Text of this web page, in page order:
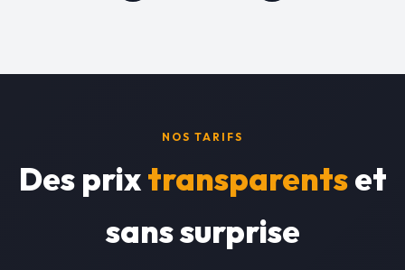
NOS TARIFS
Des prixtransparentset
sans surprise